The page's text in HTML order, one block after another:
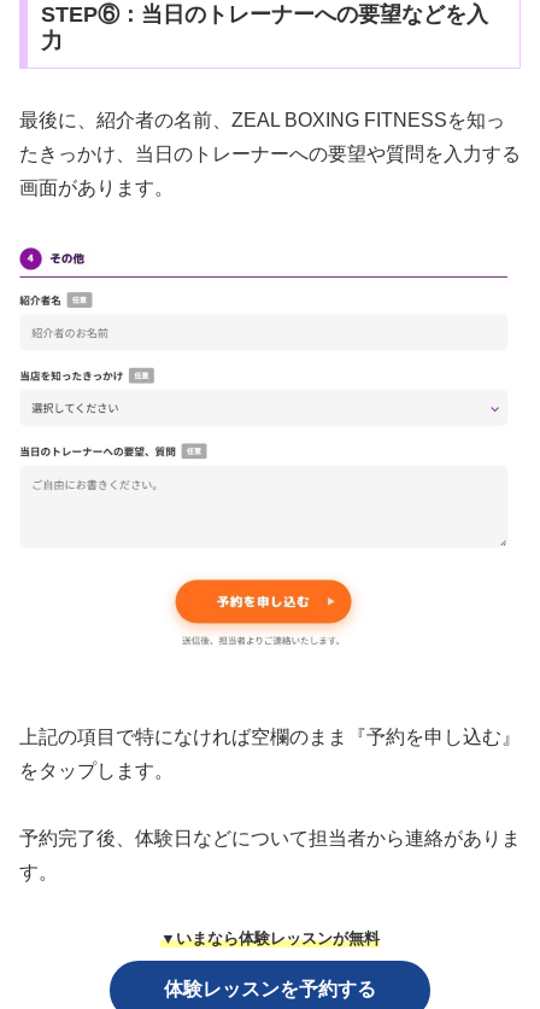
STEP⑥：当日のトレーナーへの要望などを入
力
最後に、紹介者の名前、ZEAL BOXING FITNESSを知っ
たきっかけ、当日のトレーナーへの要望や質問を入力する
画面があります。
上記の項目で特になければ空欄のまま『予約を申し込む』
をタップします。
予約完了後、体験日などについて担当者から連絡がありま
す。
▼いまなら体験レッスンが無料
体験レッスンを予約する